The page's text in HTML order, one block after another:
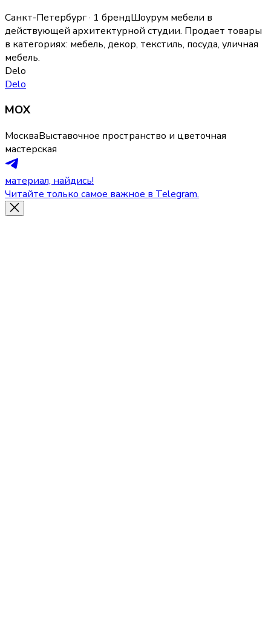
Санкт-Петербург · 1 брендШоурум мебели в
действующей архитектурной студии. Продает товары
в категориях: мебель, декор, текстиль, посуда, уличная
мебель.
Delo
Delo
МОХ
МоскваВыставочное пространство и цветочная
мастерская
материал, найдись!
Читайте только самое важное в Telegram.